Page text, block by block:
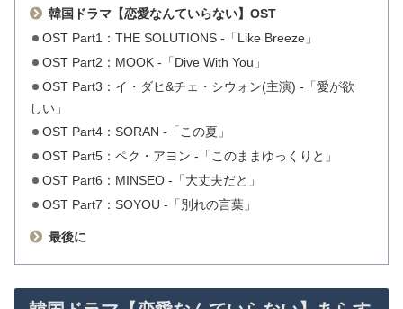
韓国ドラマ【恋愛なんていらない】OST
OST Part1：THE SOLUTIONS -「Like Breeze」
OST Part2：MOOK -「Dive With You」
OST Part3：イ・ダヒ&チェ・シウォン(主演) -「愛が欲
しい」
OST Part4：SORAN -「この夏」
OST Part5：ペク・アヨン -「このままゆっくりと」
OST Part6：MINSEO -「大丈夫だと」
OST Part7：SOYOU -「別れの言葉」
最後に